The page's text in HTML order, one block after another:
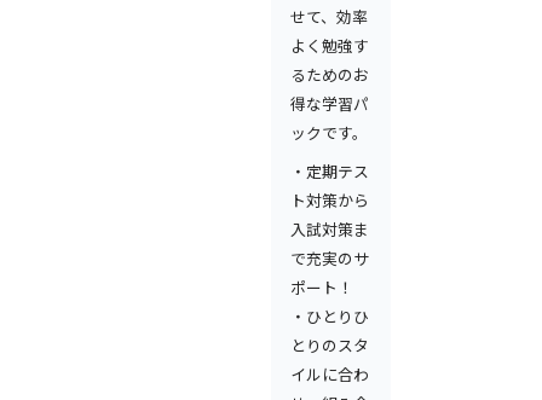
せて、効率
よく勉強す
るためのお
得な学習パ
ックです。
・定期テス
ト対策から
入試対策ま
で充実のサ
ポート！
・ひとりひ
とりのスタ
イルに合わ